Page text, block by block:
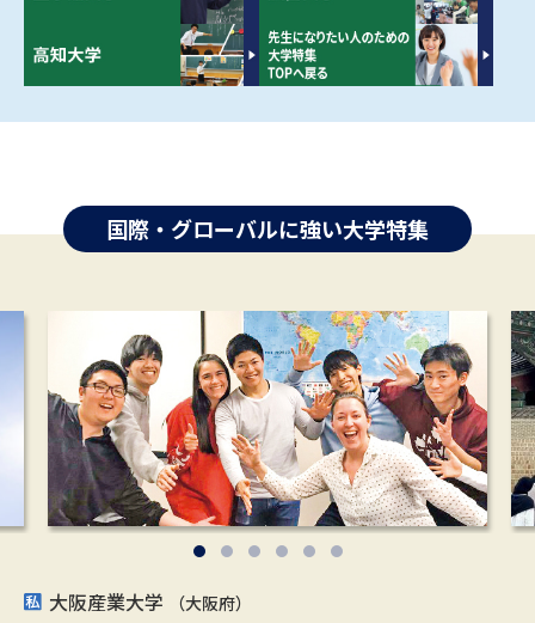
国際・グローバルに強い大学特集
大阪産業大学
（大阪府）
大阪女学院大学／大阪女学院短期大学
明治学院大学
（東京都／神奈川県）
北海商科大学
（北海道）
上智大学（東京都）
神奈川大学（神奈川県）